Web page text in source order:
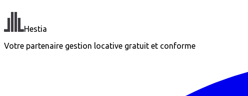
Hestia
Votre partenaire gestion locative gratuit et conforme